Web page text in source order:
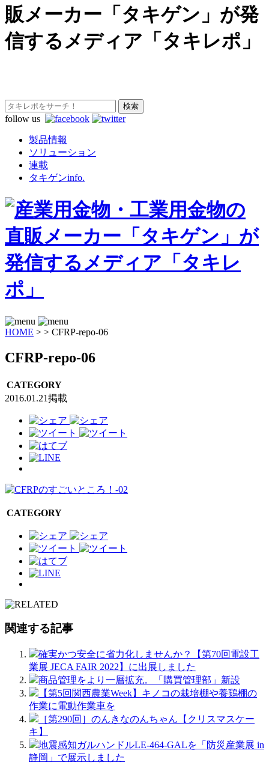
販メーカー「タキゲン」が発
信するメディア「タキレポ」
follow us
製品情報
ソリューション
連載
タキゲンinfo.
HOME > > CFRP-repo-06
CFRP-repo-06
CATEGORY
2016.01.21掲載
CATEGORY
関連する記事
確実かつ安全に省力化しませんか？【第70回電設工
業展 JECA FAIR 2022】に出展しました
商品管理をより一層拡充。「購買管理部」新設
【第5回関西農業Week】キノコの栽培棚や養鶏棚の
作業に電動作業車を
［第290回］のんきなのんちゃん【クリスマスケー
キ】
地震感知ガルハンドルLE-464-GALを「防災産業展 in
静岡」で展示しました